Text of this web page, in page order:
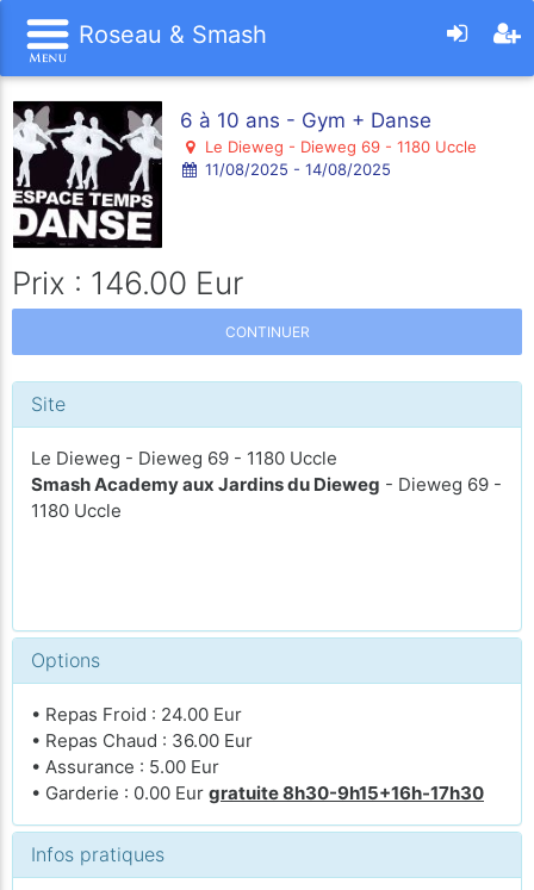
Roseau & Smash
6 à 10 ans - Gym + Danse
Le Dieweg - Dieweg 69 - 1180 Uccle
11/08/2025 - 14/08/2025
Prix : 146.00 Eur
CONTINUER
Site
Le Dieweg - Dieweg 69 - 1180 Uccle
Smash Academy aux Jardins du Dieweg - Dieweg 69 -
1180 Uccle
Options
• Repas Froid : 24.00 Eur
• Repas Chaud : 36.00 Eur
• Assurance : 5.00 Eur
• Garderie : 0.00 Eur gratuite 8h30-9h15+16h-17h30
Infos pratiques